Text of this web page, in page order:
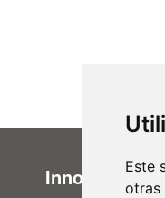
Este
otras
Innovación